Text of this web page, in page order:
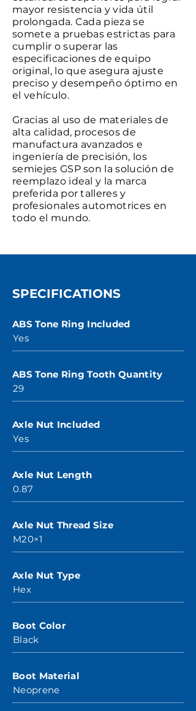
mayor resistencia y vida útil
prolongada. Cada pieza se
somete a pruebas estrictas para
cumplir o superar las
especificaciones de equipo
original, lo que asegura ajuste
preciso y desempeño óptimo en
el vehículo.
Gracias al uso de materiales de
alta calidad, procesos de
manufactura avanzados e
ingeniería de precisión, los
semiejes GSP son la solución de
reemplazo ideal y la marca
preferida por talleres y
profesionales automotrices en
todo el mundo.
SPECIFICATIONS
ABS Tone Ring Included
Yes
ABS Tone Ring Tooth Quantity
29
Axle Nut Included
Yes
Axle Nut Length
0.87
Axle Nut Thread Size
M20×1
Axle Nut Type
Hex
Boot Color
Black
Boot Material
Neoprene